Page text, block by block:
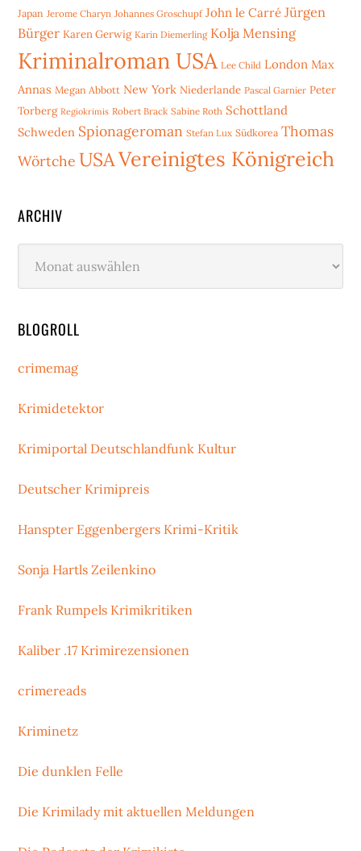
Japan Jerome Charyn Johannes Groschupf John le Carré Jürgen
Bürger Karen Gerwig Karin Diemerling Kolja Mensing
Kriminalroman USA Lee Child London Max
Annas Megan Abbott New York Niederlande Pascal Garnier Peter
Torberg Regiokrimis Robert Brack Sabine Roth Schottland
Schweden Spionageroman Stefan Lux Südkorea Thomas
Wörtche USAVereinigtes Königreich
ARCHIV
BLOGROLL
crimemag
Krimidetektor
Krimiportal Deutschlandfunk Kultur
Deutscher Krimipreis
Hanspter Eggenbergers Krimi-Kritik
Sonja Hartls Zeilenkino
Frank Rumpels Krimikritiken
Kaliber .17 Krimirezensionen
crimereads
Kriminetz
Die dunklen Felle
Die Krimilady mit aktuellen Meldungen